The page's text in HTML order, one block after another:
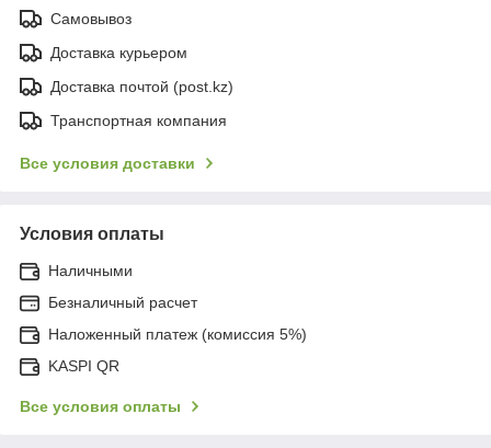
Самовывоз
Доставка курьером
Доставка почтой (post.kz)
Транспортная компания
Все условия доставки
Условия оплаты
Наличными
Безналичный расчет
Наложенный платеж (комиссия 5%)
KASPI QR
Все условия оплаты